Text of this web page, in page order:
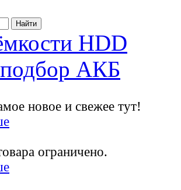
HDD
АКБ
новое и свежее тут!
ограничено.